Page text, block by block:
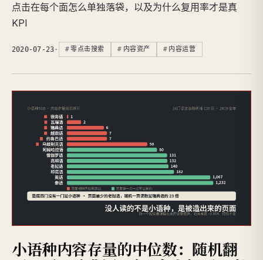
点击在每个面怎么单独落袋，以及为什么复用率才是真
KPI
2020-07-23 · 零点击搜索 内容资产 内容运营
小语种内容存量的中位数：随机翻